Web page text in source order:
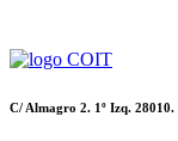
C/ Almagro 2. 1º Izq. 28010.